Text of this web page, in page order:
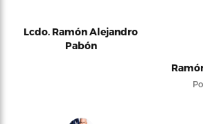
Lcdo. Ramón Alejandro
Pabón